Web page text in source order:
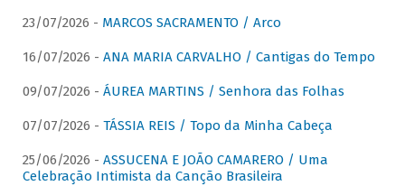
23/07/2026 - MARCOS SACRAMENTO / Arco
16/07/2026 - ANA MARIA CARVALHO / Cantigas do Tempo
09/07/2026 - ÁUREA MARTINS / Senhora das Folhas
07/07/2026 - TÁSSIA REIS / Topo da Minha Cabeça
25/06/2026 - ASSUCENA E JOÃO CAMARERO / Uma
Celebração Intimista da Canção Brasileira